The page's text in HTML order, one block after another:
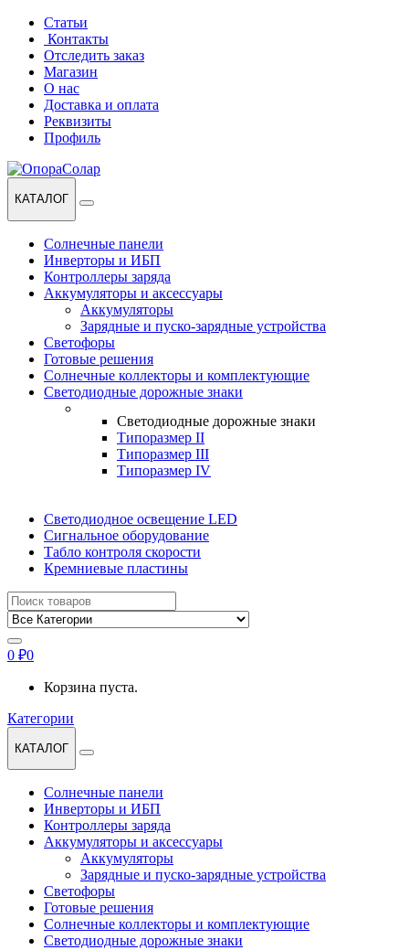
Перейти
навигации
Перейти
содержанию
Статьи
Контакты
Отследить заказ
Магазин
О нас
Доставка и оплата
Реквизиты
Профиль
КАТАЛОГ
Солнечные панели
Инверторы и ИБП
Контроллеры заряда
Аккумуляторы и аксессуары
Аккумуляторы
Зарядные и пуско-зарядные устройства
Светофоры
Готовые решения
Солнечные коллекторы и комплектующие
Светодиодные дорожные знаки
Светодиодные дорожные знаки
Типоразмер II
Типоразмер III
Типоразмер IV
Светодиодное освещение LED
Сигнальное оборудование
Табло контроля скорости
Кремниевые пластины
Найти:
0 ₽0
Корзина пуста.
Категории
КАТАЛОГ
Солнечные панели
Инверторы и ИБП
Контроллеры заряда
Аккумуляторы и аксессуары
Аккумуляторы
Зарядные и пуско-зарядные устройства
Светофоры
Готовые решения
Солнечные коллекторы и комплектующие
Светодиодные дорожные знаки